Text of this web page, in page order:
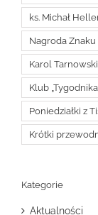
ks. Michał
Nagroda Znaku
Karol Tarnowski
Klub
Poniedziałki z
Krótki
Kategorie
Aktualności